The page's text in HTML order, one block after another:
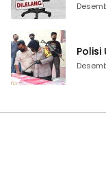
Polisi